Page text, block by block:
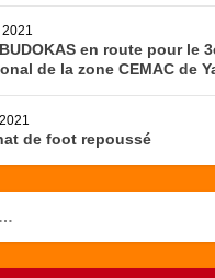
en route pour le
de la zone CEMAC de
de foot repoussé